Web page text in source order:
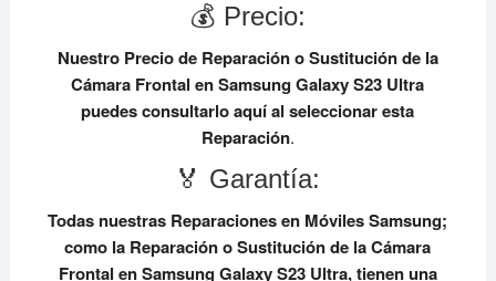
💰 Precio:
Nuestro Precio de Reparación o Sustitución de la
Cámara Frontal en Samsung Galaxy S23 Ultra
puedes consultarlo aquí al seleccionar esta
Reparación.
🏅 Garantía:
Todas nuestras Reparaciones en Móviles Samsung;
como la Reparación o Sustitución de la Cámara
Frontal en Samsung Galaxy S23 Ultra, tienen una